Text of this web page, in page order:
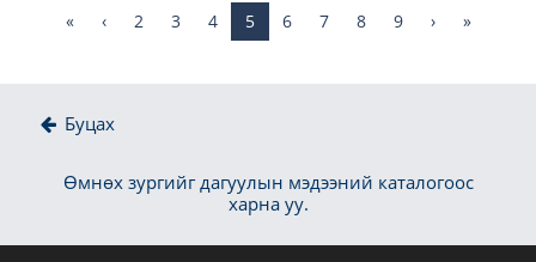
« ‹ 2 3 4 5 6 7 8 9 › »
Буцах
Өмнөх зургийг дагуулын мэдээний каталогоос
харна уу.